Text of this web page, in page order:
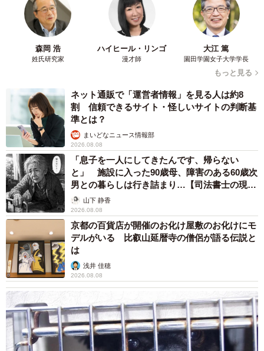
森岡 浩
姓氏研究家
ハイヒール・リンゴ
漫才師
大江 篤
園田学園女子大学学長
もっと見る
ネット通販で「運営者情報」を見る人は約8
割 信頼できるサイト・怪しいサイトの判断基
準とは？
まいどなニュース情報部
2026.08.08
「息子を一人にしてきたんです、帰らない
と」 施設に入った90歳母、障害のある60歳次
男との暮らしは行き詰まり…【司法書士の現場
から】山下 静香
2026.08.08
京都の百貨店が開催のお化け屋敷のお化けにモ
デルがいる 比叡山延暦寺の僧侶が語る伝説と
は
浅井 佳穂
2026.08.08